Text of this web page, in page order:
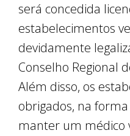
será concedida
estabelecimentos
devidamente
Conselho Regional
Além disso, os
obrigados, na
manter um médico